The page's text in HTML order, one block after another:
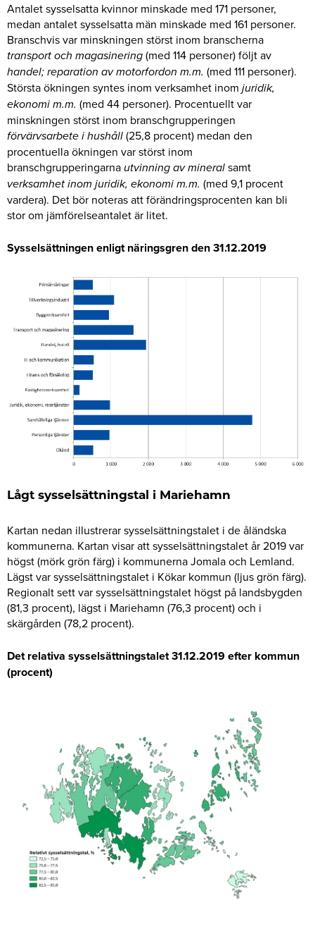
Antalet sysselsatta kvinnor minskade med 171 personer,
medan antalet sysselsatta män minskade med 161 personer.
Branschvis var minskningen störst inom branscherna
transport och magasinering(med 114 personer) följt av
handel; reparation av motorfordon m.m. (med 111 personer).
Största ökningen syntes inom verksamhet inom juridik,
ekonomi m.m. (med 44 personer). Procentuellt var
minskningen störst inom branschgrupperingen
förvärvsarbete i hushåll(25,8 procent) medan den
procentuella ökningen var störst inom
branschgrupperingarnautvinning av mineralsamt
verksamhet inom juridik, ekonomi m.m. (med 9,1 procent
vardera). Det bör noteras att förändringsprocenten kan bli
stor om jämförelseantalet är litet.
Sysselsättningen enligt näringsgren den 31.12.2019
Lågt sysselsättningstal i Mariehamn
Kartan nedan illustrerar sysselsättningstalet i de åländska
kommunerna. Kartan visar att sysselsättningstalet år 2019 var
högst (mörk grön färg) i kommunerna Jomala och Lemland.
Lägst var sysselsättningstalet i Kökar kommun (ljus grön färg).
Regionalt sett var sysselsättningstalet högst på landsbygden
(81,3 procent), lägst i Mariehamn (76,3 procent) och i
skärgården (78,2 procent).
Det relativa sysselsättningstalet 31.12.2019 efter kommun
(procent)